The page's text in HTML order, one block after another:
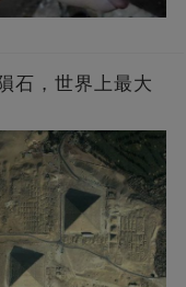
石，世界上最大